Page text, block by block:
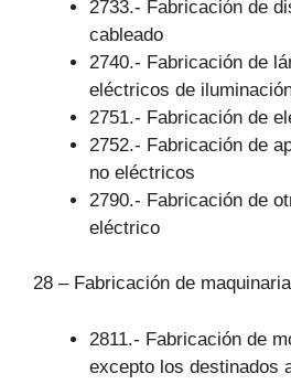
2733.- Fabricación de
cableado
2740.- Fabricación de
eléctricos de
2751.- Fabricación de
2752.- Fabricación de
no eléctricos
2790.- Fabricación de
eléctrico
28 – Fabricación de
2811.- Fabricación de
excepto los destinados